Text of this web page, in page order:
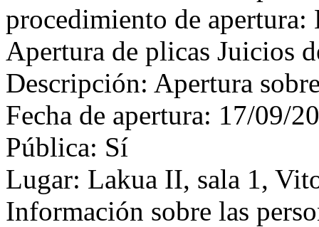
procedimiento de apertura:
Apertura de plicas Juicios
Descripción: Apertura
Fecha de apertura: 17/09/
Pública: Sí
Lugar: Lakua II, sala 1,
Información sobre las